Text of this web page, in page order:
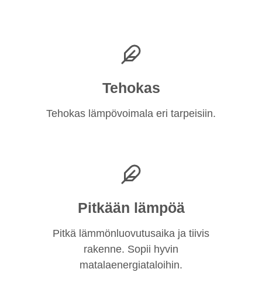
Tehokas
Tehokas lämpövoimala eri tarpeisiin.
Pitkään lämpöä
Pitkä lämmönluovutusaika ja tiivis
rakenne. Sopii hyvin
matalaenergiataloihin.